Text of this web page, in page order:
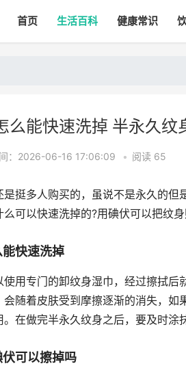
首页 生活百科 健康常识
么能快速洗掉 半永久纹
：2026-06-16 17:06:09 • 阅读 65
挺多人购买的，虽说不是永久的
可以快速洗掉的?用碘伏可以把纹
快速洗掉
用专门的卸纹身湿巾，经过擦拭后
随着皮肤受到摩擦逐渐的消失，
在做完半永久纹身之后，要及时涂
可以擦掉吗